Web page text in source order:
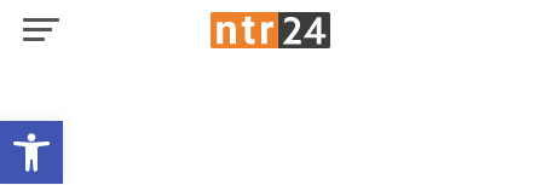
Open toolbar